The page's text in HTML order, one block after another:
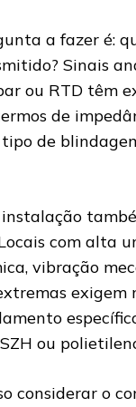
a fazer é:
Sinais
ou RTD têm
de
de
com alta
vibração
exigem
ou
considerar o